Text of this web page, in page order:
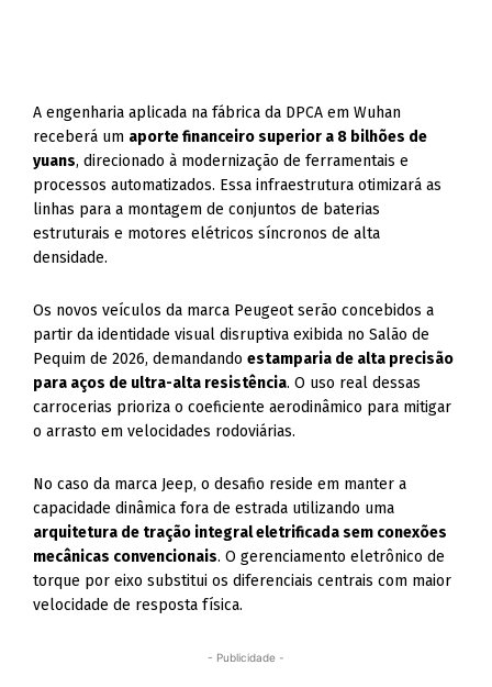
A engenharia aplicada na fábrica da DPCA em Wuhan
receberá um aporte financeiro superior a 8 bilhões de
yuans, direcionado à modernização de ferramentais e
processos automatizados. Essa infraestrutura otimizará as
linhas para a montagem de conjuntos de baterias
estruturais e motores elétricos síncronos de alta
densidade.
Os novos veículos da marca Peugeot serão concebidos a
partir da identidade visual disruptiva exibida no Salão de
Pequim de 2026, demandandoestamparia de alta precisão
para aços de ultra-alta resistência. O uso real dessas
carrocerias prioriza o coeficiente aerodinâmico para mitigar
o arrasto em velocidades rodoviárias.
No caso da marca Jeep, o desafio reside em manter a
capacidade dinâmica fora de estrada utilizando uma
arquitetura de tração integral eletrificada sem conexões
mecânicas convencionais. O gerenciamento eletrônico de
torque por eixo substitui os diferenciais centrais com maior
velocidade de resposta física.
- Publicidade -